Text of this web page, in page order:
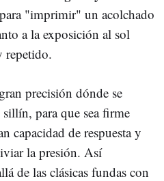
"imprimir" un acolchado
a la exposición al sol
repetido.
precisión dónde se
para que sea firme
capacidad de respuesta y
la presión. Así
de las clásicas fundas con